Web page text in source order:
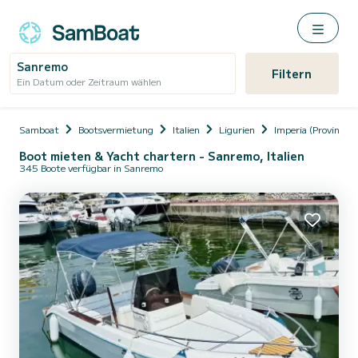
Sanremo
Ein Datum oder Zeitraum wählen Filtern
Samboat Bootsvermietung Italien Ligurien Imperia (Province)
Boot mieten & Yacht chartern - Sanremo, Italien
345 Boote verfügbar in Sanremo